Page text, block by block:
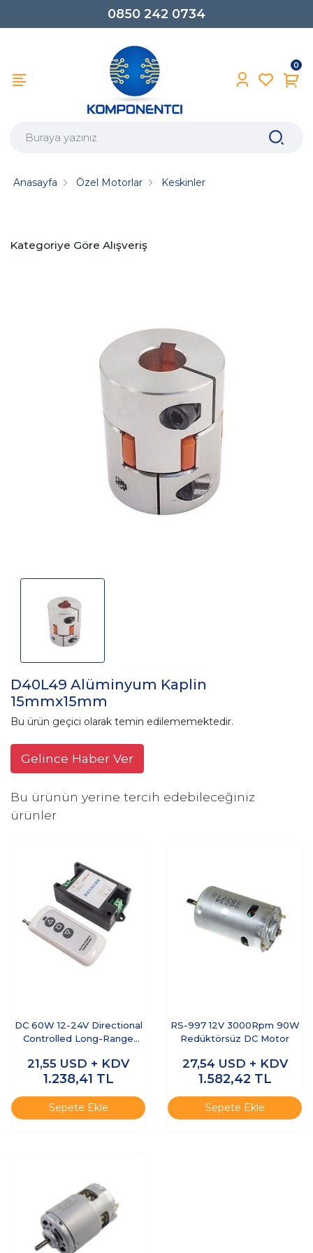
0850 242 0734
0
Anasayfa Özel Motorlar Keskinler
Kategoriye Göre Alışveriş
D40L49 Alüminyum Kaplin
15mmx15mm
Bu ürün geçici olarak temin edilememektedir.
Gelince Haber Ver
Bu ürünün yerine tercih edebileceğiniz
ürünler
DC 60W 12-24V Directional
Controlled Long-Range
21,55 USD + KDV
1.238,41 TL
Sepete Ekle
RS-997 12V 3000Rpm 90W
Redüktörsüz DC Motor
27,54 USD + KDV
1.582,42 TL
Sepete Ekle